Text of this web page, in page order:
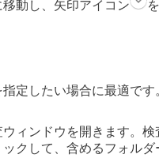
動し、矢印アイコン
定したい場合に最適で
ィンドウを開きます。
クして、含めるフォルダ